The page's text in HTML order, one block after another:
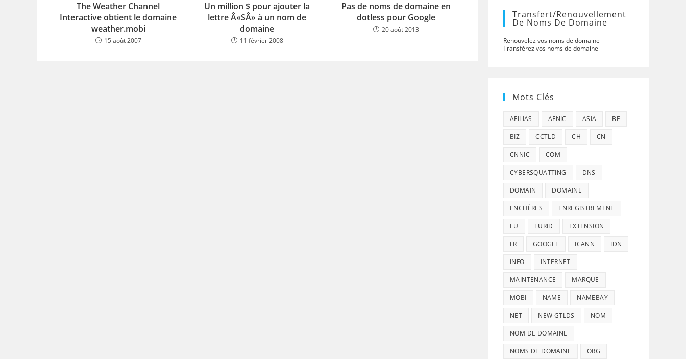
The Weather Channel
Interactive obtient le domaine
weather.mobi
15 août 2007
Un million $ pour ajouter la
lettre Â«SÂ» à un nom de
domaine
11 février 2008
Pas de noms de domaine en
dotless pour Google
20 août 2013
Transfert/renouvellement
De Noms De Domaine
Renouvelez vos noms de domaine
Transférez vos noms de domaine
Mots Clés
AFILIAS AFNIC ASIA BE
BIZ CCTLD CH CN
CNNIC COM
CYBERSQUATTING DNS
DOMAIN DOMAINE
ENCHÈRES ENREGISTREMENT
EU EURID EXTENSION
FR GOOGLE ICANN IDN
INFO INTERNET
MAINTENANCE MARQUE
MOBI NAME NAMEBAY
NET NEW GTLDS NOM
NOM DE DOMAINE
NOMS DE DOMAINE ORG